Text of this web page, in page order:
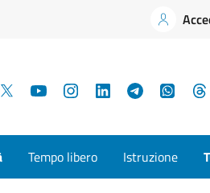
YouTubeInstagramLinkedInTelegram
Tempo libero Istruzione